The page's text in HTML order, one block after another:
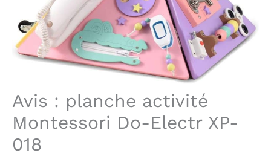
Avis : planche activité
Montessori Do-Electr XP-
018